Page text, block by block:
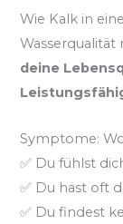
Wie Kalk in
Wasserqualität
deine
Symptome:
✅ Du fühlst
✅ Du hast oft
✅ Du findest